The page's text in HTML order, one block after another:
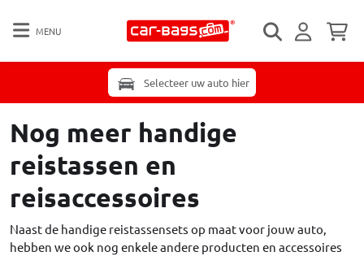
MENU
Selecteer uw auto hier
Nog meer handige
reistassen en
reisaccessoires
Naast de handige reistassensets op maat voor jouw auto,
hebben we ook nog enkele andere producten en accessoires